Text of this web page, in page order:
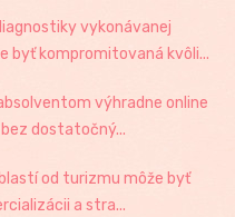
vykonávanej
byť kompromitovaná kvôli...
výhradne online
dostatočný...
od turizmu môže byť
a stra...